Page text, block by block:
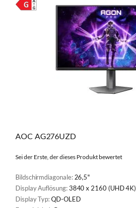
AOC AG276UZD
Sei der Erste, der dieses Produkt bewertet
Bildschirmdiagonale: 26,5"
Display Auflösung:3840 x 2160 (UHD 4K)
Display Typ:QD-OLED